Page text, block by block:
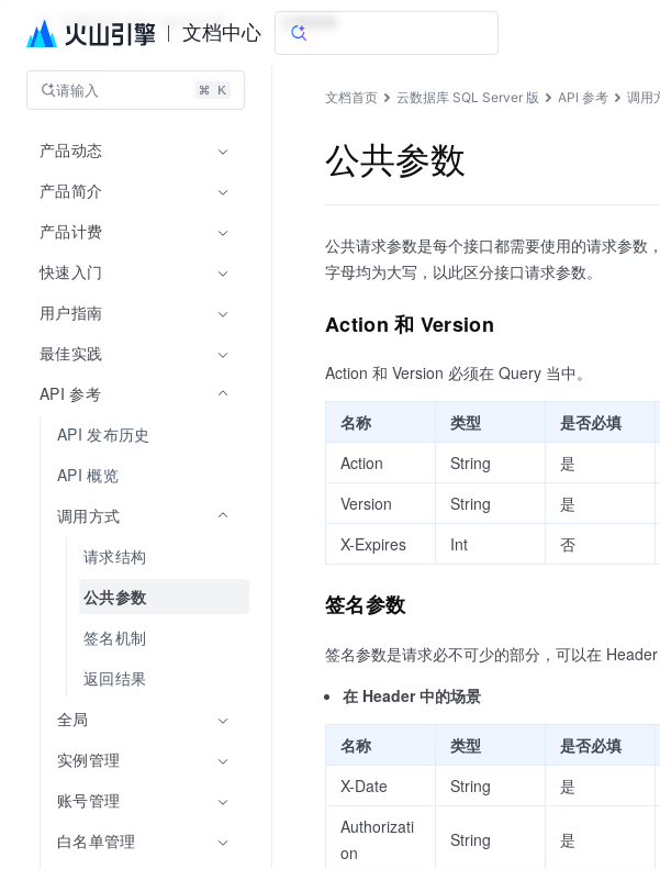
文档中心
云数据库 SQL Server 版 文档指南
请输入
产品动态
产品简介
产品计费
快速入门
用户指南
最佳实践
API 参考
API 发布历史
API 概览
调用方式
请求结构
公共参数
签名机制
返回结果
全局
实例管理
账号管理
白名单管理
文档首页 云数据库 SQL Server 版 API 参考 调用
公共参数
公共请求参数是每个接口都需要使用的请求参数
字母均为大写，以此区分接口请求参数。
Action 和 Version
Action 和 Version 必须在 Query 当中。
名称 类型 是否必填
Action
String 是
Version
String 是
X-Expires
Int 否
签名参数
签名参数是请求必不可少的部分，可以在 Header
在 Header 中的场景
名称 类型 是否必填
X-Date
String 是
Authorizati
on
String 是